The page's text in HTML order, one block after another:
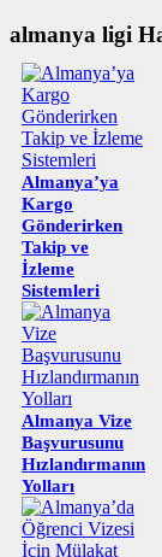
almanya ligi
Almanya’ya
Kargo
Gönderirken
Takip ve
İzleme
Sistemleri
Almanya Vize
Başvurusunu
Hızlandırmanın
Yolları